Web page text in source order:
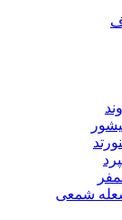
شمعی